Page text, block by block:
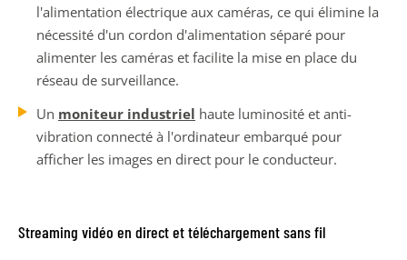
l'alimentation électrique aux caméras, ce qui élimine la
nécessité d'un cordon d'alimentation séparé pour
alimenter les caméras et facilite la mise en place du
réseau de surveillance.
Un moniteur industriel haute luminosité et anti-
vibration connecté à l'ordinateur embarqué pour
afficher les images en direct pour le conducteur.
Streaming vidéo en direct et téléchargement sans fil